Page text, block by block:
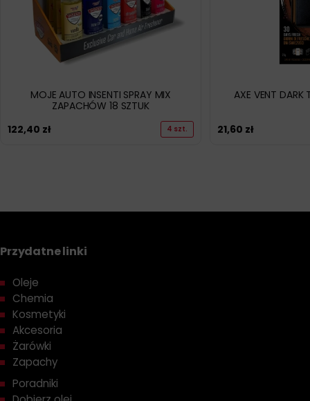
MOJE AUTO INSENTI SPRAY MIX
ZAPACHÓW 18 SZTUK
122,40 zł 4 szt.
AXE VENT
21,60 zł
Przydatne linki
Oleje
Chemia
Kosmetyki
Akcesoria
Żarówki
Zapachy
Poradniki